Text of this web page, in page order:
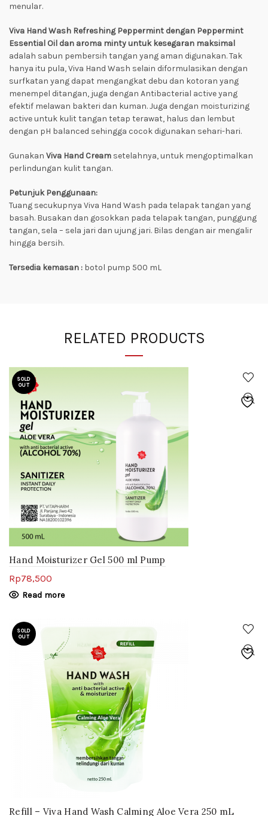
menular.
Viva Hand Wash Refreshing Peppermint dengan Peppermint
Essential Oil dan aroma minty untuk kesegaran maksimal
adalah sabun pembersih tangan yang aman digunakan. Tak
hanya itu pula, Viva Hand Wash selain diformulasikan dengan
surfkatan yang dapat mengangkat debu dan kotoran yang
menempel ditangan, juga dengan Antibacterial active yang
efektif melawan bakteri dan kuman. Juga dengan moisturizing
active untuk kulit tangan tetap terawat, halus dan lembut
dengan pH balanced sehingga cocok digunakan sehari-hari.
Gunakan Viva Hand Cream setelahnya, untuk mengoptimalkan
perlindungan kulit tangan.
Petunjuk Penggunaan:
Tuang secukupnya Viva Hand Wash pada telapak tangan yang
basah. Busakan dan gosokkan pada telapak tangan, punggung
tangan, sela – sela jari dan ujung jari. Bilas dengan air mengalir
hingga bersih.
Tersedia kemasan : botol pump 500 mL
RELATED PRODUCTS
SOLD
OUT
Hand Moisturizer Gel 500 ml Pump
Rp78,500
Read more
SOLD
OUT
Refill – Viva Hand Wash Calming Aloe Vera 250 mL